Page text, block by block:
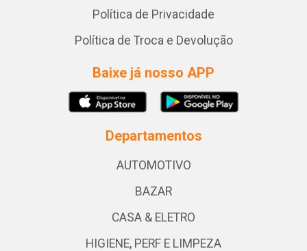
Política de Privacidade
Política de Troca e Devolução
Baixe já nosso APP
Departamentos
AUTOMOTIVO
BAZAR
CASA & ELETRO
HIGIENE, PERF E LIMPEZA